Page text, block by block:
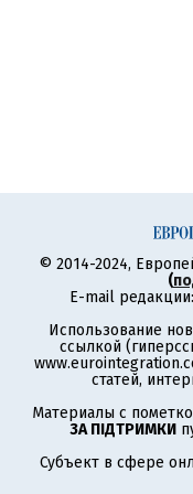
© 2014-2024,
(
E-mail редакции:
Использование
ссылкой
статей,
Материалы с
ЗА ПІДТРИМКИ
Субъект в сфере